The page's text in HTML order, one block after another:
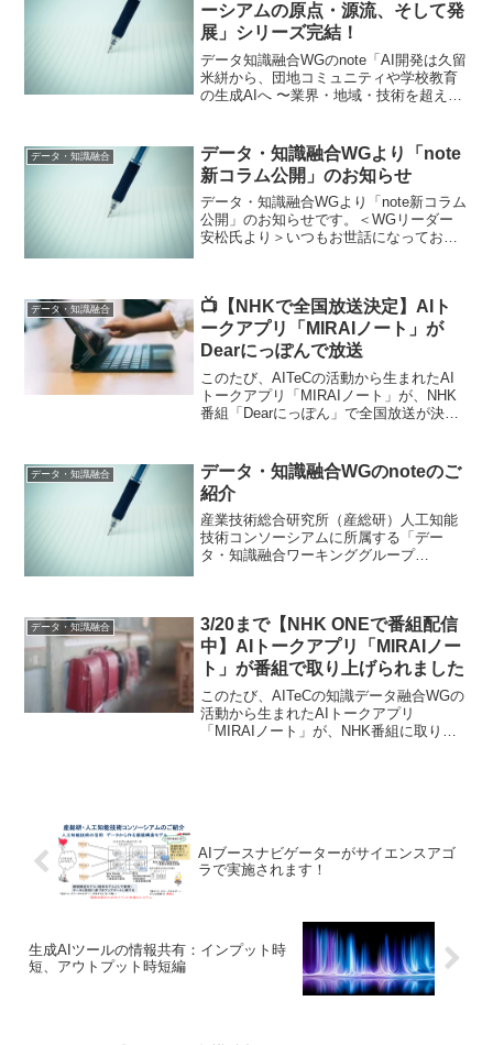
ーシアムの原点・源流、そして発
展」シリーズ完結！
データ知識融合WGのnote「AI開発は久留
米絣から、団地コミュニティや学校教育
の生成AIへ 〜業界・地域・技術を超えた
の場としての久留米が注目される理由。
そして、...
データ・知識融合
データ・知識融合WGより「note
新コラム公開」のお知らせ
データ・知識融合WGより「note新コラム
公開」のお知らせです。＜WGリーダー
安松氏より＞いつもお世話になっており
コラ...
データ・知識融合
📺【NHKで全国放送決定】AIト
ークアプリ「MIRAIノート」が
Dearにっぽんで放送
このたび、AITeCの活動から生まれたAI
トークアプリ「MIRAIノート」が、NHK
番組「Dearにっぽん」で全国放送が決ま
なります。本AIアプリの技術的解説は、
A...
データ・知識融合
データ・知識融合WGのnoteのご
紹介
産業技術総合研究所（産総研）人工知能
技術コンソーシアムに所属する「デー
タ・知識融合ワーキンググループ
術コンソーシアムの原点・源...
データ・知識融合
3/20まで【NHK ONEで番組配信
中】AIトークアプリ「MIRAIノー
ト」が番組で取り上げられました
このたび、AITeCの知識データ融合WGの
活動から生まれたAIトークアプリ
「MIRAIノート」が、NHK番組に取り上
AIブースナビゲーターがサイエンスアゴ
ラで実施されます！
生成AIツールの情報共有：インプット時
短、アウトプット時短編